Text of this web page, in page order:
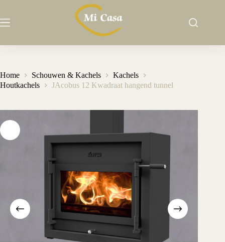
de
Home Schouwen & Kachels
Kachels
Houtkachels
JAcobus 12 Kwadraat hangend tunnel